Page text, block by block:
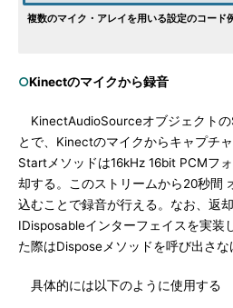
複数のマイク・アレイを用いる設定のコード
○Kinectのマイクから録音
KinectAudioSourceオブジェクトの
とで、Kinectのマイクからキャプチ
Startメソッドは16kHz 16bit PCMフ
却する。このストリームから20秒間
込むことで録音が行える。なお、返
IDisposableインターフェイスを実装
た際はDisposeメソッドを呼び出さな
具体的には以下のように使用する